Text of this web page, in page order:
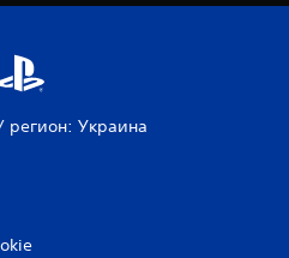
регион: Украина